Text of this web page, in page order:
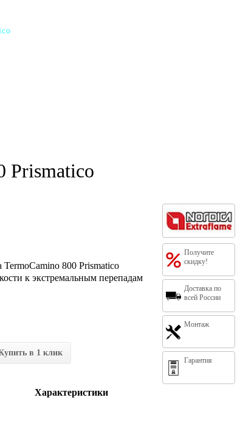
Prismatico
Получите
скидку!
Доставка по
всей России
Монтаж
Гарантия
800 Prismatico
к экстремальным перепадам
в 1 клик
Характеристики